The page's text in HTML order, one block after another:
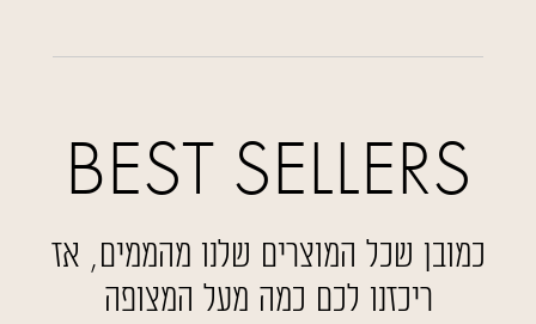
כמובן שכל המוצרים שלנו מהממים, אז
ריכזנו לכם כמה מעל המצופה